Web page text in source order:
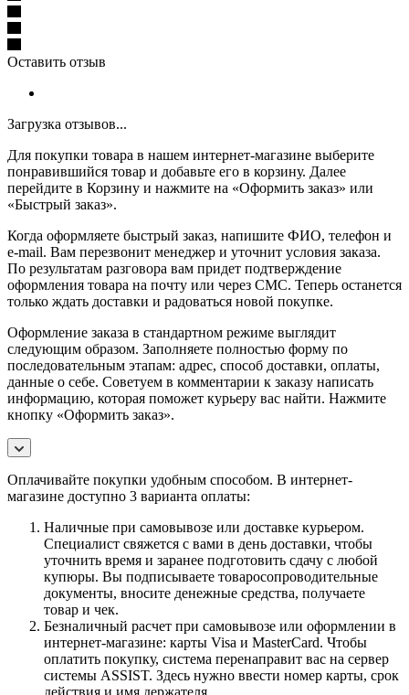
Оставить отзыв
Загрузка отзывов...
Для покупки товара в нашем интернет-магазине выберите
понравившийся товар и добавьте его в корзину. Далее
перейдите в Корзину и нажмите на «Оформить заказ» или
«Быстрый заказ».
Когда оформляете быстрый заказ, напишите ФИО, телефон и
e-mail. Вам перезвонит менеджер и уточнит условия заказа.
По результатам разговора вам придет подтверждение
оформления товара на почту или через СМС. Теперь останется
только ждать доставки и радоваться новой покупке.
Оформление заказа в стандартном режиме выглядит
следующим образом. Заполняете полностью форму по
последовательным этапам: адрес, способ доставки, оплаты,
данные о себе. Советуем в комментарии к заказу написать
информацию, которая поможет курьеру вас найти. Нажмите
кнопку «Оформить заказ».
Оплачивайте покупки удобным способом. В интернет-
магазине доступно 3 варианта оплаты:
Наличные при самовывозе или доставке курьером.
Специалист свяжется с вами в день доставки, чтобы
уточнить время и заранее подготовить сдачу с любой
купюры. Вы подписываете товаросопроводительные
документы, вносите денежные средства, получаете
товар и чек.
Безналичный расчет при самовывозе или оформлении в
интернет-магазине: карты Visa и MasterCard. Чтобы
оплатить покупку, система перенаправит вас на сервер
системы ASSIST. Здесь нужно ввести номер карты, срок
действия и имя держателя.